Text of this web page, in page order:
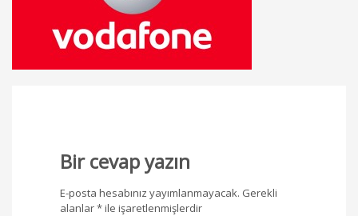
Bir cevap yazın
E-posta hesabınız yayımlanmayacak. Gerekli
alanlar*ile işaretlenmişlerdir